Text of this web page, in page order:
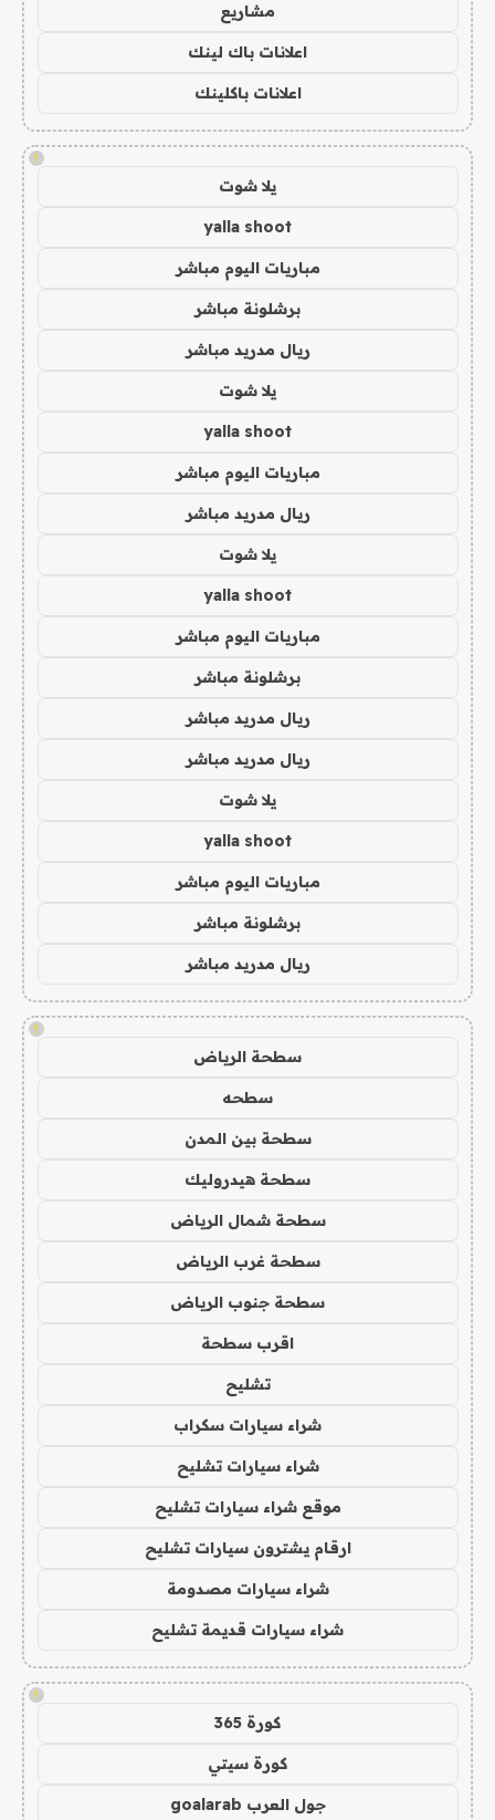
مشاريع
اعلانات باك لينك
اعلانات باكلينك
!
يلا شوت
yalla shoot
مباريات اليوم مباشر
برشلونة مباشر
ريال مدريد مباشر
يلا شوت
yalla shoot
مباريات اليوم مباشر
ريال مدريد مباشر
يلا شوت
yalla shoot
مباريات اليوم مباشر
برشلونة مباشر
ريال مدريد مباشر
ريال مدريد مباشر
يلا شوت
yalla shoot
مباريات اليوم مباشر
برشلونة مباشر
ريال مدريد مباشر
!
سطحة الرياض
سطحه
سطحة بين المدن
سطحة هيدروليك
سطحة شمال الرياض
سطحة غرب الرياض
سطحة جنوب الرياض
اقرب سطحة
تشليح
شراء سيارات سكراب
شراء سيارات تشليح
موقع شراء سيارات تشليح
ارقام يشترون سيارات تشليح
شراء سيارات مصدومة
شراء سيارات قديمة تشليح
!
كورة 365
كورة سيتي
جول العرب goalarab